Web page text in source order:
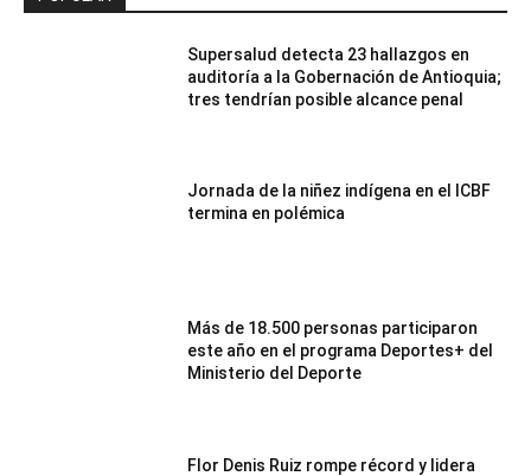
Supersalud detecta 23 hallazgos en
auditoría a la Gobernación de Antioquia;
tres tendrían posible alcance penal
Jornada de la niñez indígena en el ICBF
termina en polémica
Más de 18.500 personas participaron
este año en el programa Deportes+ del
Ministerio del Deporte
Flor Denis Ruiz rompe récord y lidera